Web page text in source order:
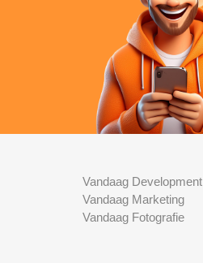
Vandaag Development
Vandaag Marketing
Vandaag Fotografie